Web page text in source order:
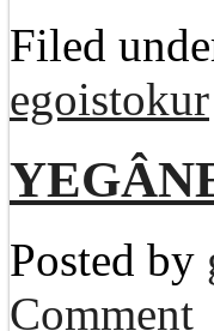
Filed
egoistokur
Posted by
Comment